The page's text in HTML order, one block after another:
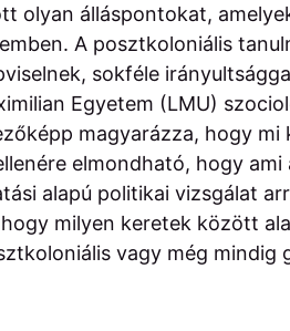
olyan álláspontokat,
A posztkoloniális
sokféle
Egyetem (LMU)
magyarázza, hogy mi
elmondható, hogy ami
alapú politikai vizsgálat
milyen keretek között
vagy még mindig